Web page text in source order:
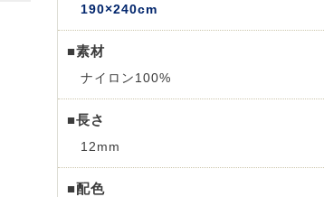
190×240cm
■素材
ナイロン100%
■長さ
12mm
■配色